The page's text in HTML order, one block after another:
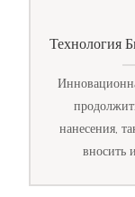
Технология
нанесения,
вносить